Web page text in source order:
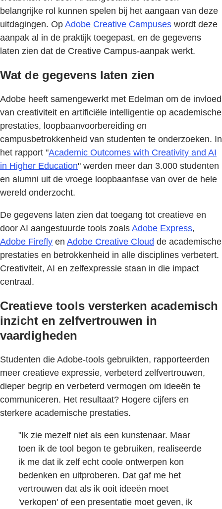
belangrijke rol kunnen spelen bij het aangaan van deze
uitdagingen. Op Adobe Creative Campuses wordt deze
aanpak al in de praktijk toegepast, en de gegevens
laten zien dat de Creative Campus-aanpak werkt.
Wat de gegevens laten zien
Adobe heeft samengewerkt met Edelman om de invloed
van creativiteit en artificiële intelligentie op academische
prestaties, loopbaanvoorbereiding en
campusbetrokkenheid van studenten te onderzoeken. In
het rapport "Academic Outcomes with Creativity and AI
in Higher Education" werden meer dan 3.000 studenten
en alumni uit de vroege loopbaanfase van over de hele
wereld onderzocht.
De gegevens laten zien dat toegang tot creatieve en
door AI aangestuurde tools zoals Adobe Express,
Adobe Firefly en Adobe Creative Cloud de academische
prestaties en betrokkenheid in alle disciplines verbetert.
Creativiteit, AI en zelfexpressie staan in die impact
centraal.
Creatieve tools versterken academisch
inzicht en zelfvertrouwen in
vaardigheden
Studenten die Adobe-tools gebruikten, rapporteerden
meer creatieve expressie, verbeterd zelfvertrouwen,
dieper begrip en verbeterd vermogen om ideeën te
communiceren. Het resultaat? Hogere cijfers en
sterkere academische prestaties.
"Ik zie mezelf niet als een kunstenaar. Maar
toen ik de tool begon te gebruiken, realiseerde
ik me dat ik zelf echt coole ontwerpen kon
bedenken en uitproberen. Dat gaf me het
vertrouwen dat als ik ooit ideeën moet
'verkopen' of een presentatie moet geven, ik